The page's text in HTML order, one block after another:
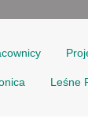
Leśne